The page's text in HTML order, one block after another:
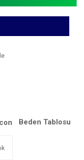
Beden Tablosu